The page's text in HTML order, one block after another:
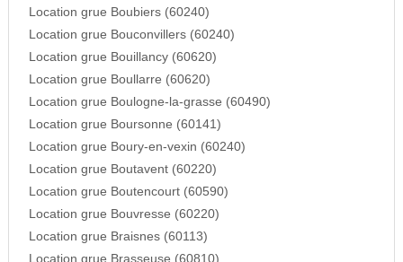
Location grue Boubiers (60240)
Location grue Bouconvillers (60240)
Location grue Bouillancy (60620)
Location grue Boullarre (60620)
Location grue Boulogne-la-grasse (60490)
Location grue Boursonne (60141)
Location grue Boury-en-vexin (60240)
Location grue Boutavent (60220)
Location grue Boutencourt (60590)
Location grue Bouvresse (60220)
Location grue Braisnes (60113)
Location grue Brasseuse (60810)